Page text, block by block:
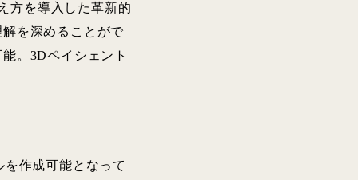
方を導入した革新的
を深めることがで
。3Dペイシェント
作成可能となって